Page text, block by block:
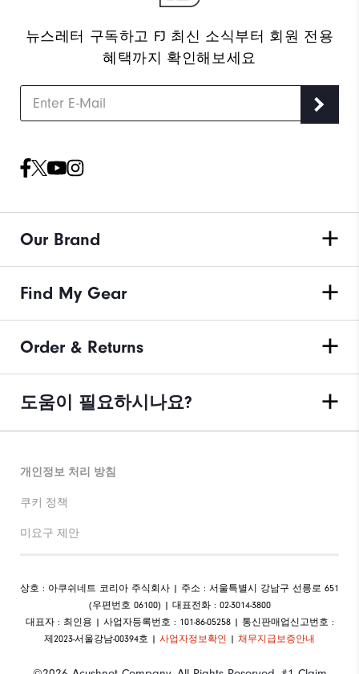
뉴스레터 구독하고 FJ 최신 소식부터 회원 전용
혜택까지 확인해보세요
Our Brand
Find My Gear
Order & Returns
도움이 필요하시나요?
개인정보 처리 방침
쿠키 정책
미요구 제안
상호 : 아쿠쉬네트 코리아 주식회사 | 주소 : 서울특별시 강남구 선릉로 651
(우편번호 06100) | 대표전화 : 02-3014-3800
대표자 : 최인용 | 사업자등록번호 : 101-86-05258 | 통신판매업신고번호 :
제2023-서울강남-00394호 | 사업자정보확인 | 채무지급보증안내